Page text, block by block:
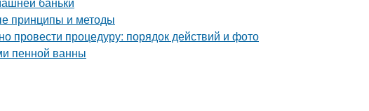
принципы и методы
провести процедуру: порядок действий и фото
пенной ванны